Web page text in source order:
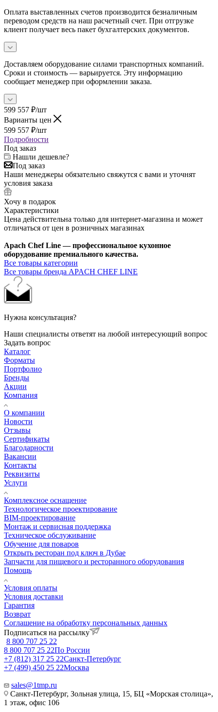
Оплата выставленных счетов производится безналичным
переводом средств на наш расчетный счет. При отгрузке
клиент получает весь пакет бухгалтерских документов.
Доставляем оборудование силами транспортных компаний.
Сроки и стоимость — варьируется. Эту информацию
сообщает менеджер при оформлении заказа.
599 557 ₽/шт
Варианты цен
599 557 ₽/шт
Подробности
Под заказ
Нашли дешевле?
Под заказ
Наши менеджеры обязательно свяжутся с вами и уточнят
условия заказа
Хочу в подарок
Характеристики
Цена действительна только для интернет-магазина и может
отличаться от цен в розничных магазинах
Apach Chef Line — профессиональное кухонное
оборудование премиального качества.
Все товары категории
Все товары бренда APACH CHEF LINE
Нужна консультация?
Наши специалисты ответят на любой интересующий вопрос
Задать вопрос
Каталог
Форматы
Портфолио
Бренды
Акции
Компания
О компании
Новости
Отзывы
Сертификаты
Благодарности
Вакансии
Контакты
Реквизиты
Услуги
Комплексное оснащение
Технологическое проектирование
BIM-проектирование
Монтаж и сервисная поддержка
Техническое обслуживание
Обучение для поваров
Открыть ресторан под ключ в Дубае
Запчасти для пищевого и ресторанного оборудования
Помощь
Условия оплаты
Условия доставки
Гарантия
Возврат
Соглашение на обработку персональных данных
Подписаться на рассылку
8 800 707 25 22
8 800 707 25 22По России
+7 (812) 317 25 22Санкт-Петербург
+7 (499) 450 25 22Москва
sales@1tmp.ru
Санкт-Петербург, Зольная улица, 15, БЦ «Морская столица»,
1 этаж, офис 106